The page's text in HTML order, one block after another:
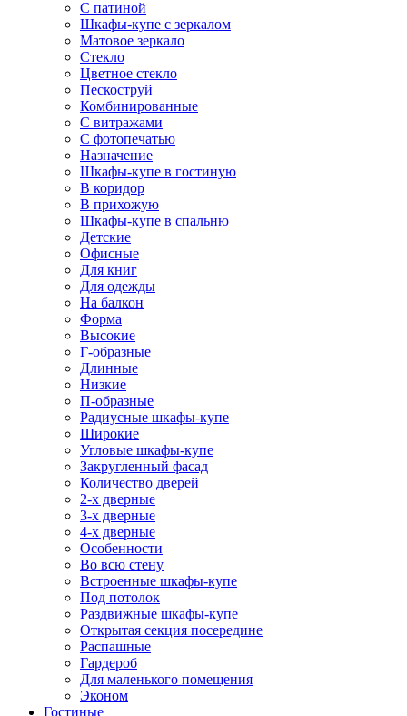
С патиной
Шкафы-купе с зеркалом
Матовое зеркало
Стекло
Цветное стекло
Пескоструй
Комбинированные
С витражами
С фотопечатью
Назначение
Шкафы-купе в гостиную
В коридор
В прихожую
Шкафы-купе в спальню
Детские
Офисные
Для книг
Для одежды
На балкон
Форма
Высокие
Г-образные
Длинные
Низкие
П-образные
Радиусные шкафы-купе
Широкие
Угловые шкафы-купе
Закругленный фасад
Количество дверей
2-х дверные
3-х дверные
4-х дверные
Особенности
Во всю стену
Встроенные шкафы-купе
Под потолок
Раздвижные шкафы-купе
Открытая секция посередине
Распашные
Гардероб
Для маленького помещения
Эконом
Гостиные